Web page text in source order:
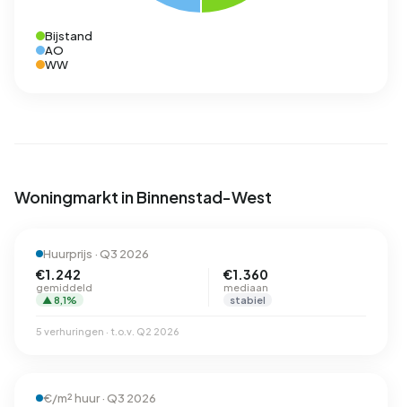
Bijstand
AO
WW
Woningmarkt in Binnenstad-West
Huurprijs · Q3 2026
€1.242
gemiddeld
▲ 8,1%
€1.360
mediaan
stabiel
5 verhuringen · t.o.v. Q2 2026
€/m² huur · Q3 2026